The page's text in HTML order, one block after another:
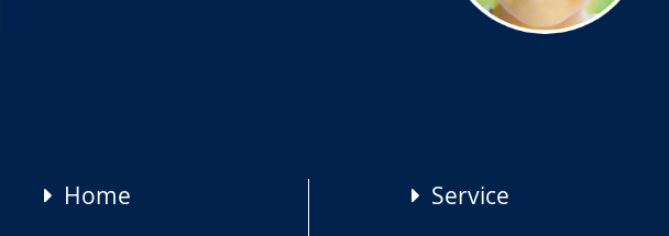
Navigation
Home Service